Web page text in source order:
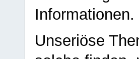
Informationen.
Unseriöse